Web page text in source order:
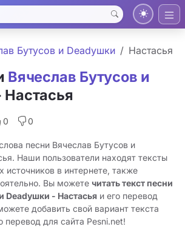
Бутусов и Deadушки Настасья
Вячеслав Бутусов и
Настасья
0 0
песни Вячеслав Бутусов и
Наши пользователи находят тексты
источников в интернете, также
Вы можете читать текст песни
Deadушки - Настасья и его перевод
добавить свой вариант текста
перевод для сайта Pesni.net!